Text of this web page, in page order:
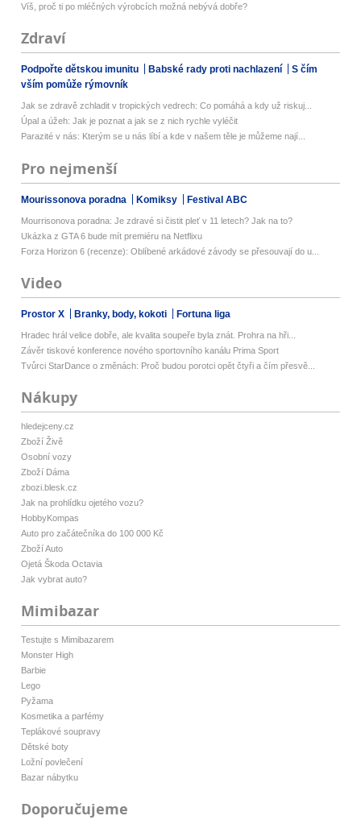
Víš, proč ti po mléčných výrobcích možná nebývá dobře?
Zdraví
Podpořte dětskou imunitu Babské rady proti nachlazení
S čím
vším pomůže rýmovník
Jak se zdravě zchladit v tropických vedrech: Co pomáhá a kdy už riskuj...
Úpal a úžeh: Jak je poznat a jak se z nich rychle vyléčit
Parazité v nás: Kterým se u nás líbí a kde v našem těle je můžeme nají...
Pro nejmenší
Mourissonova poradna Komiksy Festival ABC
Mourrisonova poradna: Je zdravé si čistit pleť v 11 letech? Jak na to?
Ukázka z GTA 6 bude mít premiéru na Netflixu
Forza Horizon 6 (recenze): Oblíbené arkádové závody se přesouvají do u...
Video
Prostor X Branky, body, kokoti Fortuna liga
Hradec hrál velice dobře, ale kvalita soupeře byla znát. Prohra na hři...
Závěr tiskové konference nového sportovního kanálu Prima Sport
Tvůrci StarDance o změnách: Proč budou porotci opět čtyři a čím přesvě...
Nákupy
hledejceny.cz
Zboží Živě
Osobní vozy
Zboží Dáma
zbozi.blesk.cz
Jak na prohlídku ojetého vozu?
HobbyKompas
Auto pro začátečníka do 100 000 Kč
Zboží Auto
Ojetá Škoda Octavia
Jak vybrat auto?
Mimibazar
Testujte s Mimibazarem
Monster High
Barbie
Lego
Pyžama
Kosmetika a parfémy
Teplákové soupravy
Dětské boty
Ložní povlečení
Bazar nábytku
Doporučujeme